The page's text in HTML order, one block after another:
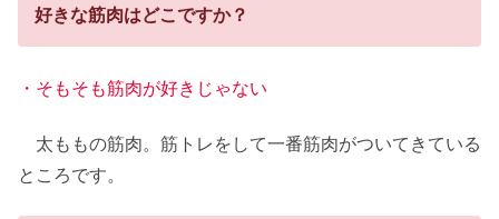
好きな筋肉はどこですか？
・そもそも筋肉が好きじゃない
太ももの筋肉。筋トレをして一番筋肉がついてきている
ところです。